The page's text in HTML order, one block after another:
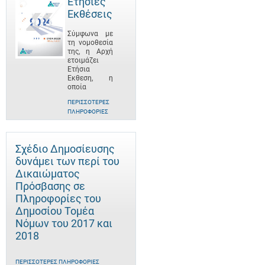
Εκθέσεις
Σύμφωνα με
τη νομοθεσία
της, η Αρχή
ετοιμάζει
Ετήσια
Έκθεση, η
οποία
ΠΕΡΙΣΣΌΤΕΡΕΣ
ΠΛΗΡΟΦΟΡΊΕΣ
Σχέδιο Δημοσίευσης
δυνάμει των περί του
Δικαιώματος
Πρόσβασης σε
Πληροφορίες του
Δημοσίου Τομέα
Νόμων του 2017 και
2018
ΠΕΡΙΣΣΌΤΕΡΕΣ ΠΛΗΡΟΦΟΡΊΕΣ